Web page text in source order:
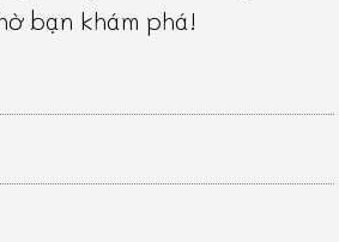
bạn khám phá!